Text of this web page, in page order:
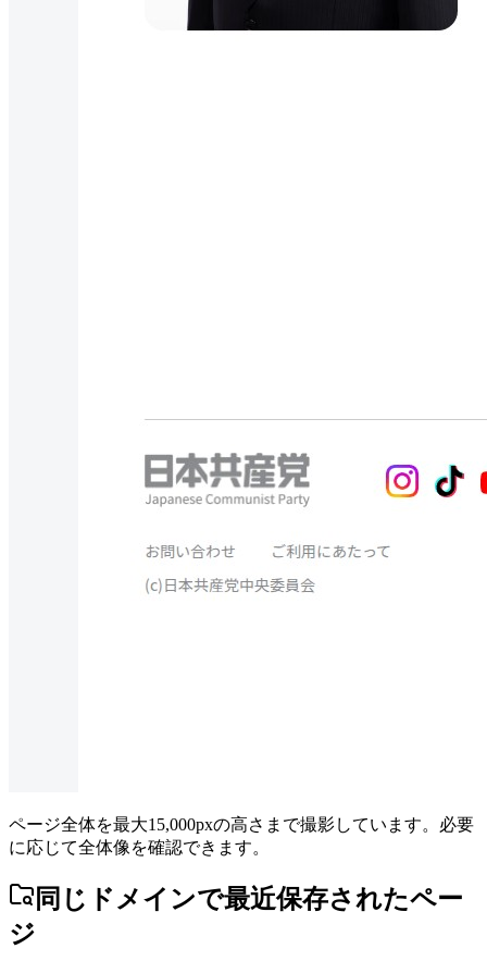
ページ全体を最大15,000pxの高さまで撮影しています。必要
に応じて全体像を確認できます。
同じドメインで最近保存されたペー
ジ